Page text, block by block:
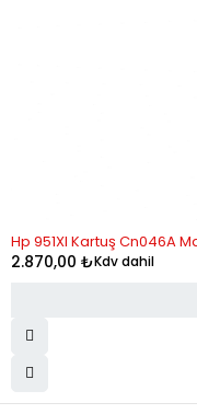
Hp 951Xl Kartuş Cn046A
2.870,00 ₺Kdv dahil